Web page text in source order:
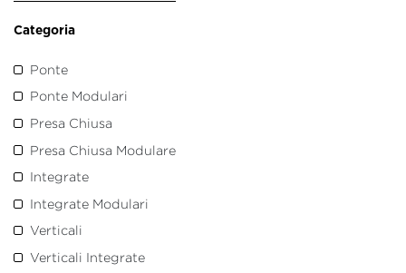
Categoria
Ponte
Ponte Modulari
Presa Chiusa
Presa Chiusa Modulare
Integrate
Integrate Modulari
Verticali
Verticali Integrate